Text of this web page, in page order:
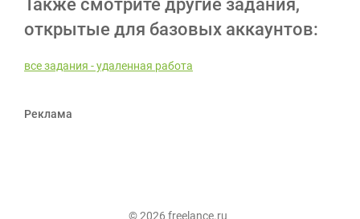
Также смотрите другие задания,
открытые для базовых аккаунтов:
все задания - удаленная работа
Реклама
© 2026 freelance.ru